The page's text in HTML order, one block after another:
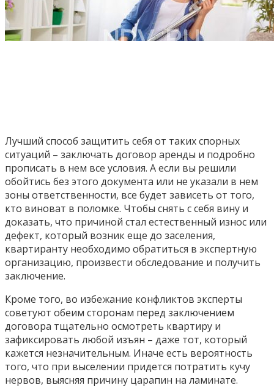
Лучший способ защитить себя от таких спорных
ситуаций – заключать договор аренды и подробно
прописать в нем все условия. А если вы решили
обойтись без этого документа или не указали в нем
зоны ответственности, все будет зависеть от того,
кто виноват в поломке. Чтобы снять с себя вину и
доказать, что причиной стал естественный износ или
дефект, который возник еще до заселения,
квартиранту необходимо обратиться в экспертную
организацию, произвести обследование и получить
заключение.
Кроме того, во избежание конфликтов эксперты
советуют обеим сторонам перед заключением
договора тщательно осмотреть квартиру и
зафиксировать любой изъян – даже тот, который
кажется незначительным. Иначе есть вероятность
того, что при выселении придется потратить кучу
нервов, выясняя причину царапин на ламинате.